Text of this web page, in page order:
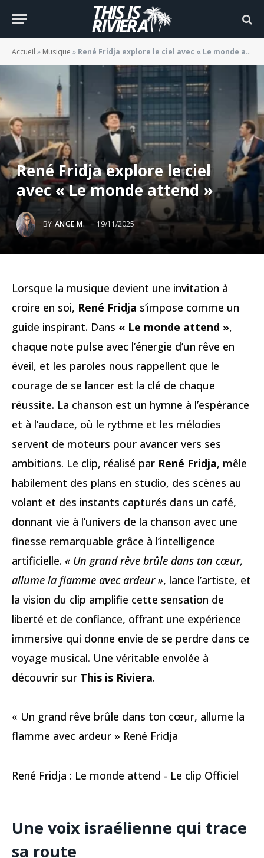
Accueil » Musique » René Fridja explore le ciel avec « Le monde attend »
René Fridja explore le ciel
avec « Le monde attend »
BY ANGE M. 19/11/2025
Lorsque la musique devient une invitation à
croire en soi, René Fridja s’impose comme un
guide inspirant. Dans « Le monde attend »,
chaque note pulse avec l’énergie d’un rêve en
éveil, et les paroles nous rappellent que le
courage de se lancer est la clé de chaque
réussite. La chanson est un hymne à l’espérance
et à l’audace, où le rythme et les mélodies
servent de moteurs pour avancer vers ses
ambitions. Le clip, réalisé par René Fridja, mêle
habilement des plans en studio, des scènes au
volant et des instants capturés dans un café,
donnant vie à l’univers de la chanson avec une
finesse remarquable grâce à l’intelligence
artificielle. « Un grand rêve brûle dans ton cœur,
allume la flamme avec ardeur », lance l’artiste, et
la vision du clip amplifie cette sensation de
liberté et de confiance, offrant une expérience
immersive qui donne envie de se perdre dans ce
voyage musical. Une véritable envolée à
découvrir sur This is Riviera.
« Un grand rêve brûle dans ton cœur, allume la
flamme avec ardeur » René Fridja
René Fridja : Le monde attend - Le clip Officiel
Une voix israélienne qui trace
sa route